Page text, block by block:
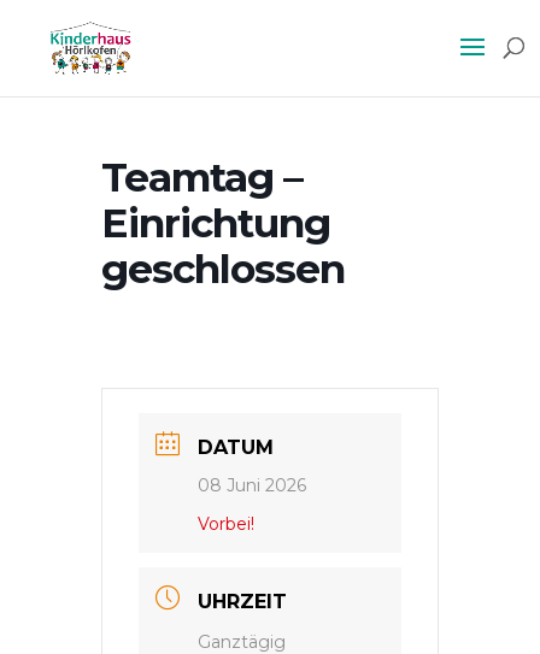
Teamtag –
Einrichtung
geschlossen
DATUM
08 Juni 2026
Vorbei!
UHRZEIT
Ganztägig